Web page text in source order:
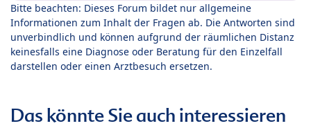
Bitte beachten: Dieses Forum bildet nur allgemeine
Informationen zum Inhalt der Fragen ab. Die Antworten sind
unverbindlich und können aufgrund der räumlichen Distanz
keinesfalls eine Diagnose oder Beratung für den Einzelfall
darstellen oder einen Arztbesuch ersetzen.
Das könnte Sie auch interessieren